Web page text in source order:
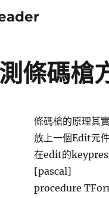
條碼槍
條碼槍的原理其
放上一個Edit元
在edit的
[pascal]
procedure